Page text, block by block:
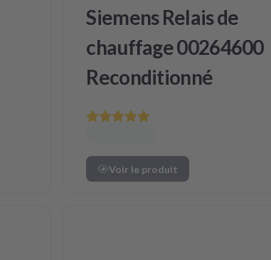
Siemens Relais de
chauffage 00264600
Reconditionné
Voir le produit